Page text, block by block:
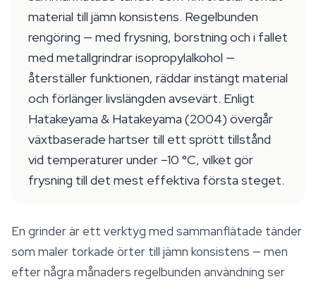
material till jämn konsistens. Regelbunden
rengöring — med frysning, borstning och i fallet
med metallgrindrar isopropylalkohol —
återställer funktionen, räddar instängt material
och förlänger livslängden avsevärt. Enligt
Hatakeyama & Hatakeyama (2004) övergår
växtbaserade hartser till ett sprött tillstånd
vid temperaturer under –10 °C, vilket gör
frysning till det mest effektiva första steget.
En grinder är ett verktyg med sammanflätade tänder
som maler torkade örter till jämn konsistens — men
efter några månaders regelbunden användning ser